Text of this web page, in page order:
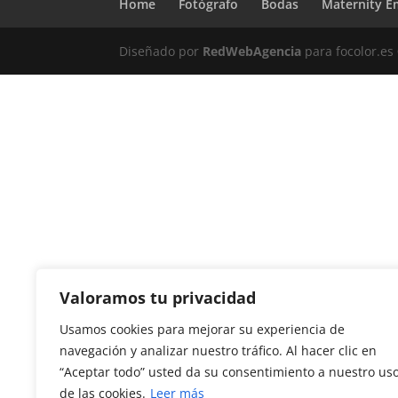
Valoramos tu privacidad
Usamos cookies para mejorar su experiencia de
navegación y analizar nuestro tráfico. Al hacer clic en
“Aceptar todo” usted da su consentimiento a nuestro
de las cookies. Leer más
Home Fotógrafo Bodas Maternity
Diseñado por RedWebAgencia para focolor.es